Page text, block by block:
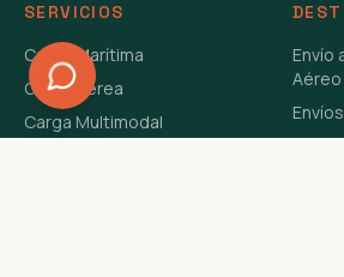
SERVICIOS
Carga Marítima
Carga Aérea
Carga Multimodal
Envío
Aéreo